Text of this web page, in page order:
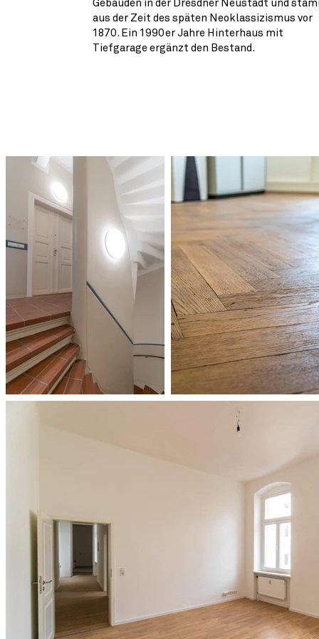
Gebäuden in der Dresdner Neustadt und
aus der Zeit des späten Neoklassizismus vor
1870. Ein 1990er Jahre Hinterhaus mit
Tiefgarage ergänzt den Bestand.